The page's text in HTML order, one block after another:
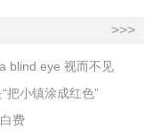
>>>
blind eye 视而不见
把小镇涂成红色”
费